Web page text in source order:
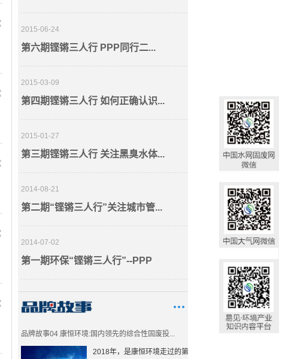
2015-06-24
第六期铿锵三人行 PPP同行二...
2015-03-09
第四期铿锵三人行 如何正确认识...
2015-01-27
第三期铿锵三人行 关注黑臭水体...
2014-08-21
第二期“铿锵三人行”关注城市管...
2014-07-02
第一期环保“铿锵三人行”--PPP
品牌故事04 康恒环境:国内领先的综合性固废投...
2018年，是康恒环境走过的第